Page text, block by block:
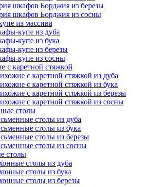
шкафов Борджия из березы
шкафов Борджия из сосны
из массива
купе из дуба
купе из бука
купе из березы
купе из сосны
с каретной стяжкой
с каретной стяжкой из дуба
с каретной стяжкой из бука
с каретной стяжкой из березы
с каретной стяжкой из сосны
столы
столы из дуба
столы из бука
столы из березы
столы из сосны
столы
столы из дуба
столы из бука
столы из березы